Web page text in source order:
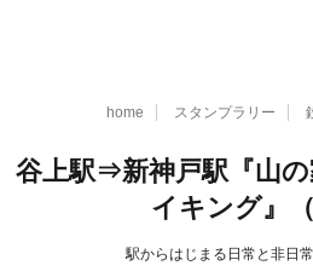
home スタンプラリー
谷上駅⇒新神戸駅『山
イキング』（
駅からはじまる日常と非日